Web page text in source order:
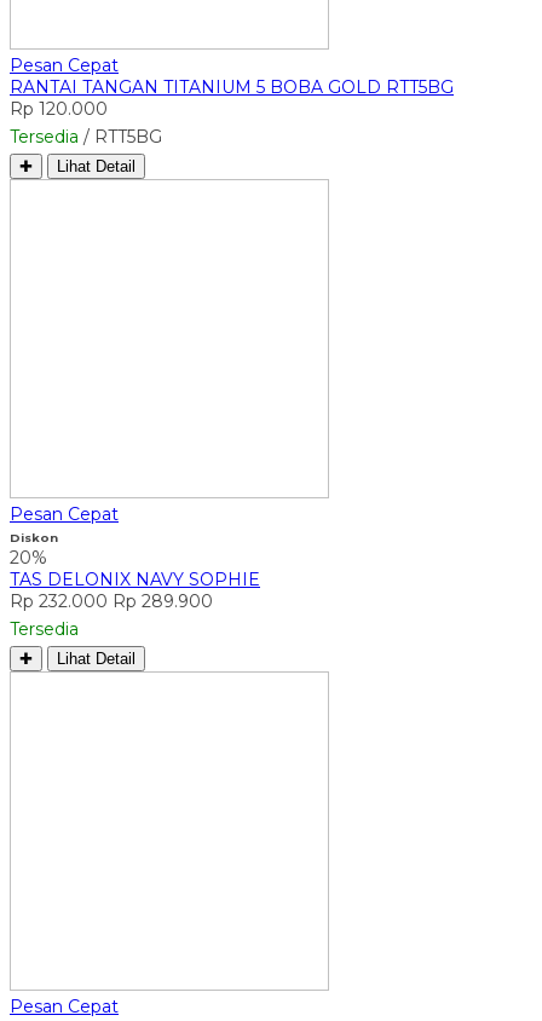
Pesan Cepat
RANTAI TANGAN TITANIUM 5 BOBA GOLD RTT5BG
Rp 120.000
Tersedia / RTT5BG
✚ Lihat Detail
Pesan Cepat
Diskon
20%
TAS DELONIX NAVY SOPHIE
Rp 232.000 Rp 289.900
Tersedia
✚ Lihat Detail
Pesan Cepat